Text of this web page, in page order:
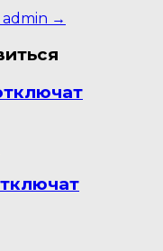
admin →